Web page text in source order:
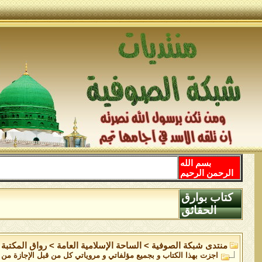
بسم الله
الرحمن الرحيم
كتاب بوارق
الحقائق
منتدى شبكة الصوفية > الساحة اﻹسلامية العامة >رواق المكتبة
اجزت بهذا الكتاب و بجميع مؤلفاتي و مروياتي كل من قبل الإجازة